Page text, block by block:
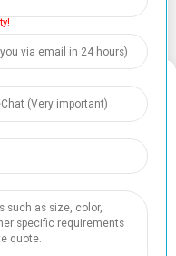
Cookie files help us to
simplify navigation, keep our
By clicking "Accept",
for these purposes.
For more information,